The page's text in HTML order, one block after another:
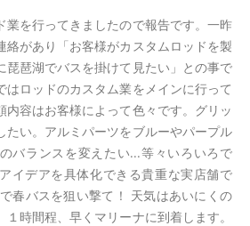
業を行ってきましたので報告です。一昨
絡があり「お客様がカスタムロッドを製
琵琶湖でバスを掛けて見たい」との事で
はロッドのカスタム業をメインに行って
内容はお客様によって色々です。グリッ
たい。アルミパーツをブルーやパープル
バランスを変えたい...等々いろいろで
イデアを具体化できる貴重な実店舗で
春バスを狙い撃て！ 天気はあいにくの
時間程、早くマリーナに到着します。